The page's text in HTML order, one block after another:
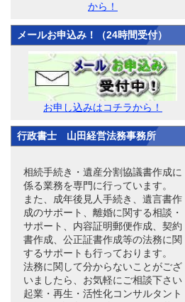
から！
メールお申込み！（24時間受付）
お申し込みはコチラから！
行政書士 山田経営法務事務所
相続手続き・遺産分割協議書作成に
係る業務を専門に行っています。
また、成年後見人手続き、遺言書作
成のサポート、離婚に関する相談・
サポート、内容証明郵便作成、契約
書作成、公正証書作成等の法務に関
するサポートも行っております。
法務に関して分からないことがござ
いましたら、お気軽にご相談下さい
起業・再生・活性化コンサルタント